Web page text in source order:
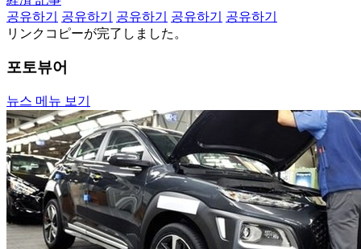
공유하기
공유하기 공유하기 공유하기
공유하기
リンクコピーが完了しました。
포토뷰어
뉴스 메뉴 보기